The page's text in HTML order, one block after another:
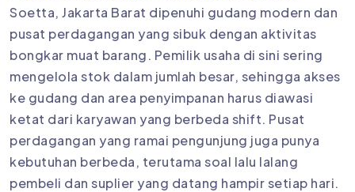
Soetta, Jakarta Barat dipenuhi gudang modern dan
pusat perdagangan yang sibuk dengan aktivitas
bongkar muat barang. Pemilik usaha di sini sering
mengelola stok dalam jumlah besar, sehingga akses
ke gudang dan area penyimpanan harus diawasi
ketat dari karyawan yang berbeda shift. Pusat
perdagangan yang ramai pengunjung juga punya
kebutuhan berbeda, terutama soal lalu lalang
pembeli dan suplier yang datang hampir setiap hari.